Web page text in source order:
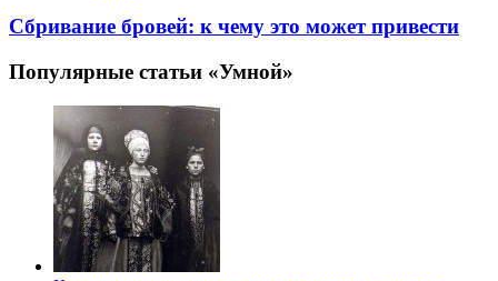
Сбривание бровей: к чему это может привести
Популярные статьи «Умной»